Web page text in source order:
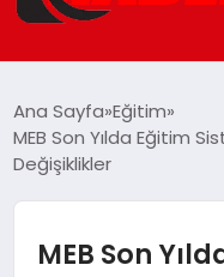
GÜNCEL
Ana Sayfa Eğitim
MEB Son Yılda Eğitim
Değişiklikler
MEB Son